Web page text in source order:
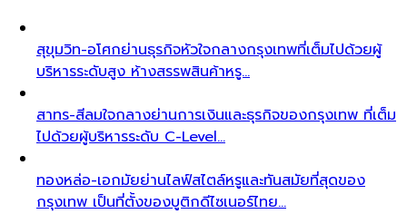
สุขุมวิท-อโศกย่านธุรกิจหัวใจกลางกรุงเทพที่เต็มไปด้วยผู้
บริหารระดับสูง ห้างสรรพสินค้าหรู…
สาทร-สีลมใจกลางย่านการเงินและธุรกิจของกรุงเทพ ที่เต็ม
ไปด้วยผู้บริหารระดับ C-Level…
ทองหล่อ-เอกมัยย่านไลฟ์สไตล์หรูและทันสมัยที่สุดของ
กรุงเทพ เป็นที่ตั้งของบูติกดีไซเนอร์ไทย…